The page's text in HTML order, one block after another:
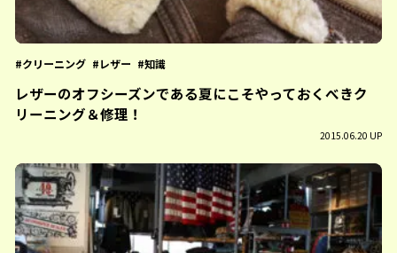
クリーニング レザー 知識
レザーのオフシーズンである夏にこそやっておくべきク
リーニング＆修理！
2015.06.20 UP